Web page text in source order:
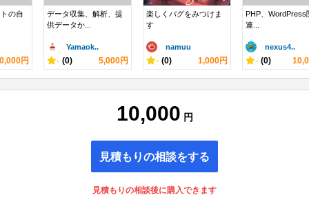
の自
円
データ収集、解析、提
供データか...
Yamaok..
- (0) 5,000円
楽しくバグをみつけま
す
namuu
- (0) 1,000円
PHP、WordPress
連...
nexus4..
- (0)
10,000 円
見積もりの相談をする
見積もりの相談後に購入できます